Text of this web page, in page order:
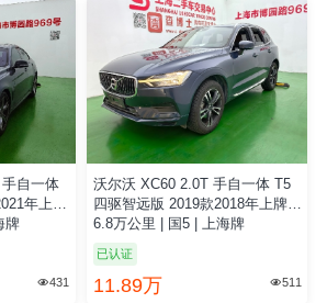
自一体
年上牌
牌
431
沃尔沃 XC60 2.0T 手自一体 T5
四驱智远版 2019款2018年上牌 |
6.8万公里 | 国5 | 上海牌
已认证
11.89万 511